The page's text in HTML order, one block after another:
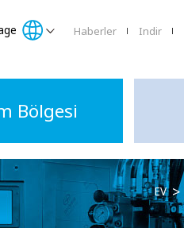
Haberler Indir
Bölgesi
EV